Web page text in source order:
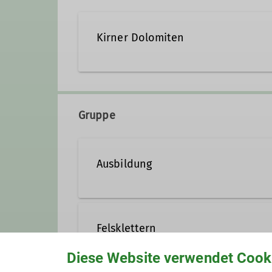
Kirner Dolomiten
Gruppe
Ausbildung
Felsklettern
Diese Website verwendet